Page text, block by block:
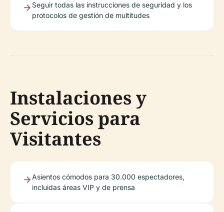
Seguir todas las instrucciones de seguridad y los
protocolos de gestión de multitudes
Instalaciones y
Servicios para
Visitantes
Asientos cómodos para 30.000 espectadores,
incluidas áreas VIP y de prensa